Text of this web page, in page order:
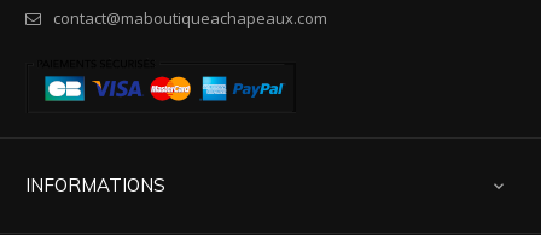
contact@maboutiqueachapeaux.com
INFORMATIONS 